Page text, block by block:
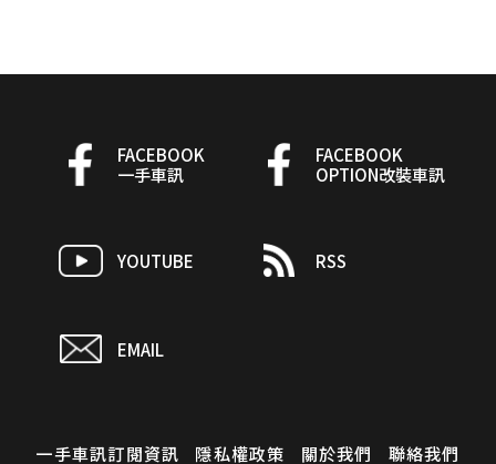
FACEBOOK
一手車訊
FACEBOOK
OPTION改裝車訊
YOUTUBE RSS
EMAIL
一手車訊訂閱資訊 隱私權政策 關於我們 聯絡我們